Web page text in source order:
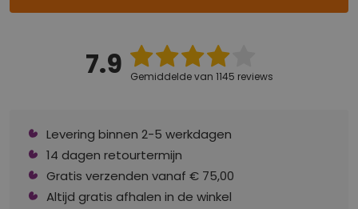
7.9 Gemiddelde van 1145 reviews
Levering binnen 2-5 werkdagen
14 dagen retourtermijn
Gratis verzenden vanaf € 75,00
Altijd gratis afhalen in de winkel